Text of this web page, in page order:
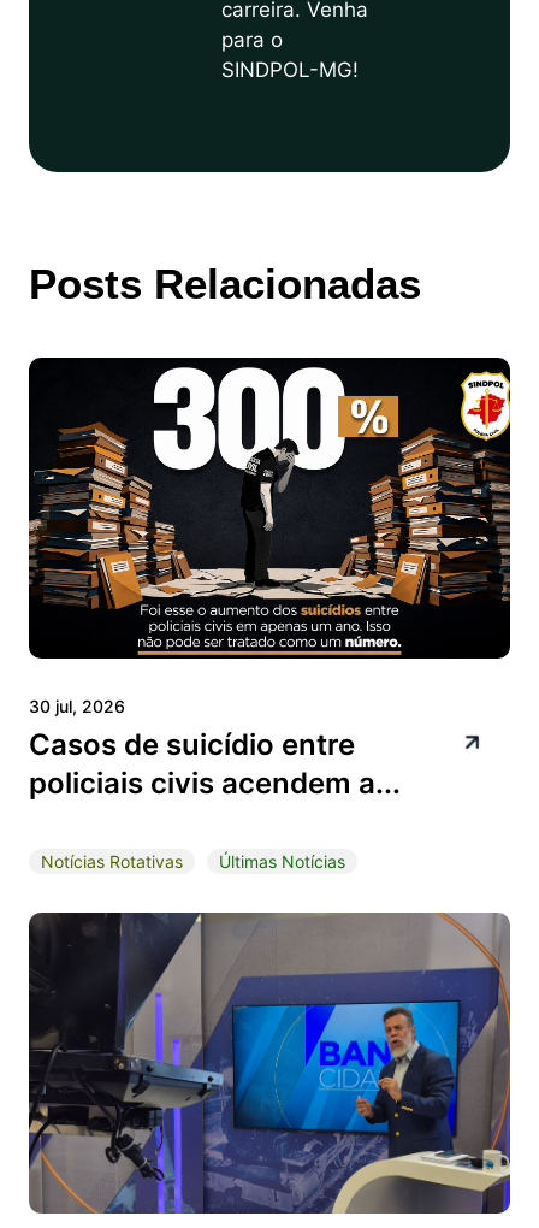
carreira. Venha
para o
SINDPOL-MG!
Posts Relacionadas
30 jul, 2026
Casos de suicídio entre
policiais civis acendem a...
Notícias Rotativas Últimas Notícias